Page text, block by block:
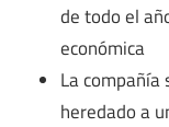
de todo el
económica
La
heredado a